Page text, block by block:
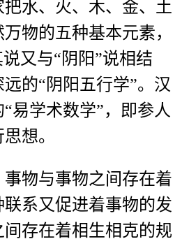
水、火、木、金、土
物的五种基本元素，
又与“阴阳”说相结
的“阴阳五行学”。汉
易学术数学”，即参人
想。
物与事物之间存在着
系又促进着事物的发
存在着相生相克的规